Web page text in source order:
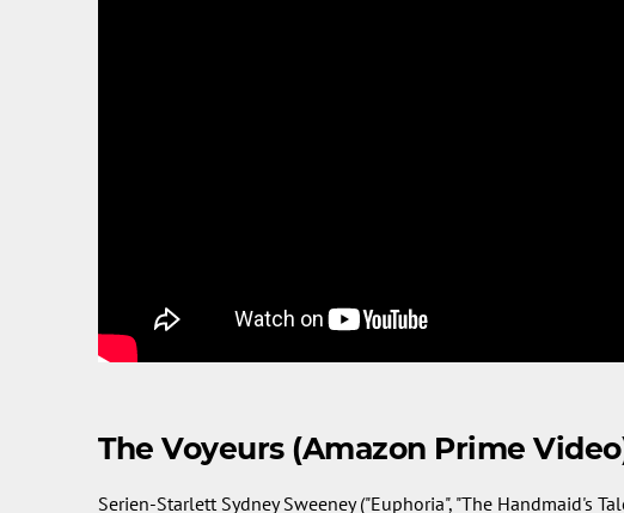
The Voyeurs (Amazon Prime
Serien-Starlett Sydney Sweeney ("Euphoria", "The Handmaid's